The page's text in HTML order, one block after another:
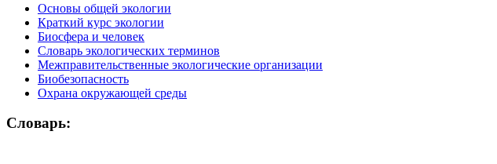
Основы общей экологии
Краткий курс экологии
Биосфера и человек
Словарь экологических терминов
Межправительственные экологические организации
Биобезопасность
Охрана окружающей среды
Словарь: